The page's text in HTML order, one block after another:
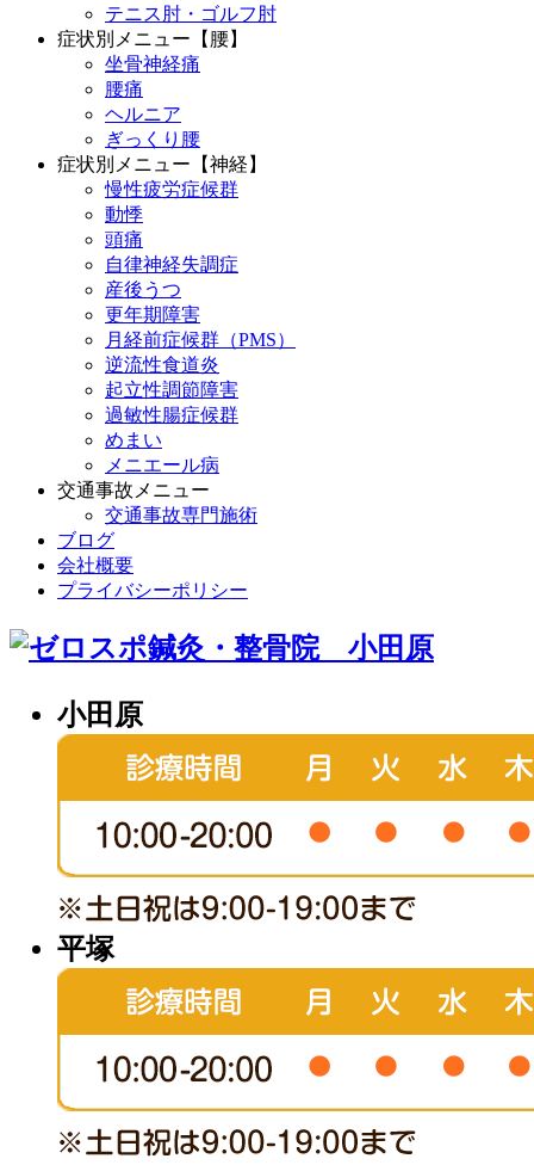
テニス肘・ゴルフ肘
症状別メニュー【腰】
坐骨神経痛
腰痛
ヘルニア
ぎっくり腰
症状別メニュー【神経】
慢性疲労症候群
動悸
頭痛
自律神経失調症
産後うつ
更年期障害
月経前症候群（PMS）
逆流性食道炎
起立性調節障害
過敏性腸症候群
めまい
メニエール病
交通事故メニュー
交通事故専門施術
ブログ
会社概要
プライバシーポリシー
小田原
平塚